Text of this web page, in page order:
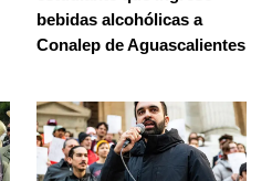
bebidas alcohólicas a
Conalep de Aguascalientes